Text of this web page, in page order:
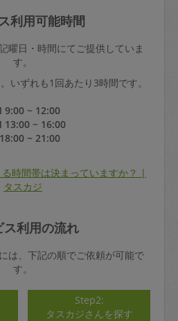
利用可能時間
曜日・時間にてご提供していま
す。
いずれも1回あたり3時間です。
9:00 ~ 12:00
13:00 ~ 16:00
~ 21:00
時間帯は決まっていますか？ |
タスカジ
ス利用の流れ
は、下記の順でご依頼が可能で
す。
Step2:
タスカジさんを探す